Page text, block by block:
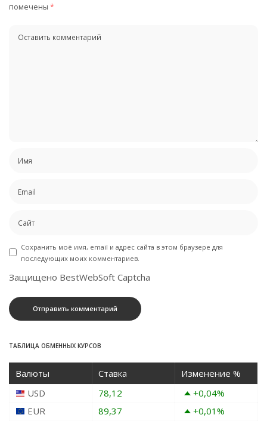
помечены *
Сохранить моё имя, email и адрес сайта в этом браузере для
последующих моих комментариев.
Защищено BestWebSoft Captcha
ТАБЛИЦА ОБМЕННЫХ КУРСОВ
Валюты Ставка
Изменение %
USD
78,12 +0,04%
EUR
89,37 +0,01%